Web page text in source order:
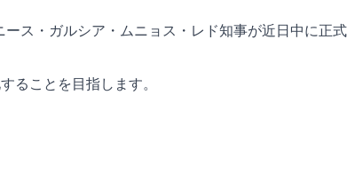
ス・ガルシア・ムニョス・レド知事が近日中に正式
ることを目指します。